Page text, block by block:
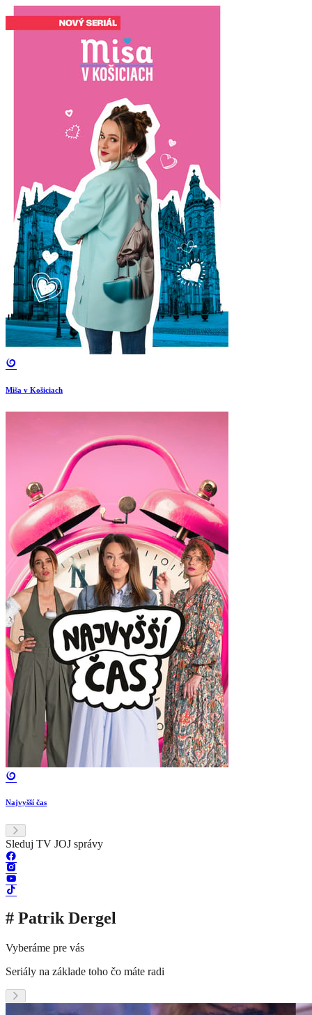
Miša v Košiciach
Najvyšší čas
Sleduj TV JOJ správy
# Patrik Dergel
Vyberáme pre vás
Seriály na základe toho čo máte radi